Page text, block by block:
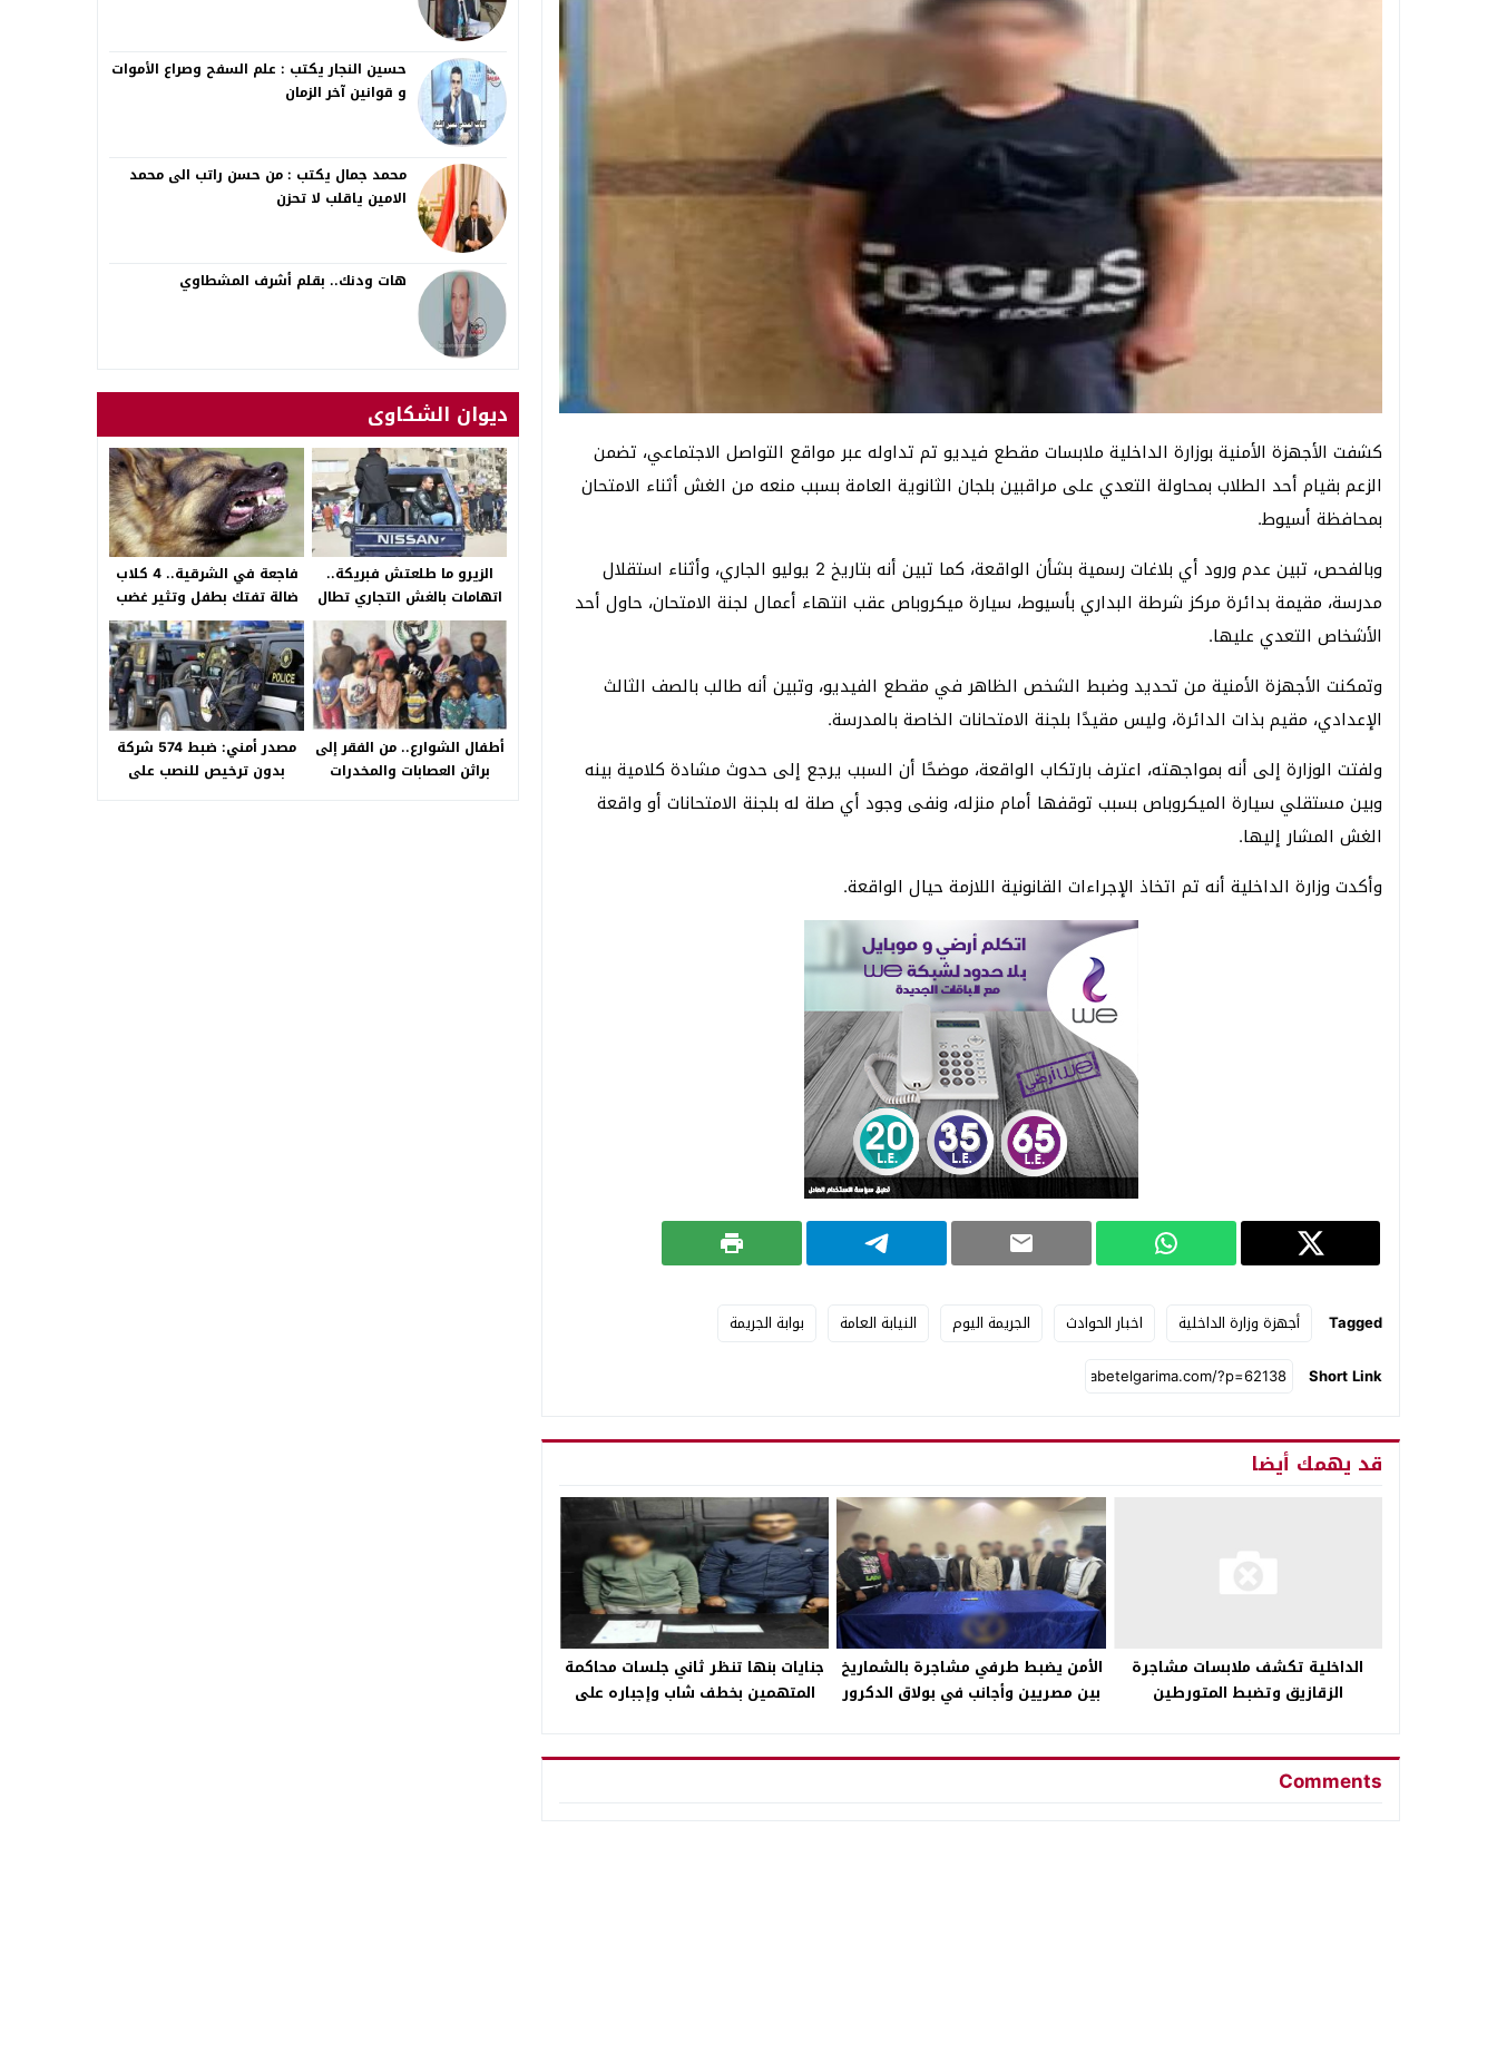
كشفت الأجهزة الأمنية بوزارة الداخلية ملابسات مقطع فيديو تم تداوله عبر مواقع التواصل الاجتماعي، تضمن
الزعم بقيام أحد الطلاب بمحاولة التعدي على مراقبين بلجان الثانوية العامة بسبب منعه من الغش أثناء الامتحان
بمحافظة أسيوط.
وبالفحص، تبين عدم ورود أي بلاغات رسمية بشأن الواقعة، كما تبين أنه بتاريخ 2 يوليو الجاري، وأثناء استقلال
مدرسة، مقيمة بدائرة مركز شرطة البداري بأسيوط، سيارة ميكروباص عقب انتهاء أعمال لجنة الامتحان، حاول أحد
الأشخاص التعدي عليها.
وتمكنت الأجهزة الأمنية من تحديد وضبط الشخص الظاهر في مقطع الفيديو، وتبين أنه طالب بالصف الثالث
الإعدادي، مقيم بذات الدائرة، وليس مقيدًا بلجنة الامتحانات الخاصة بالمدرسة.
ولفتت الوزارة إلى أنه بمواجهته، اعترف بارتكاب الواقعة، موضحًا أن السبب يرجع إلى حدوث مشادة كلامية بينه
وبين مستقلي سيارة الميكروباص بسبب توقفها أمام منزله، ونفى وجود أي صلة له بلجنة الامتحانات أو واقعة
الغش المشار إليها.
وأكدت وزارة الداخلية أنه تم اتخاذ الإجراءات القانونية اللازمة حيال الواقعة.
Tagged أجهزة وزارة الداخلية اخبار الحوادث الجريمة اليوم النيابة العامة
بوابة الجريمة
Short Link
قد يهمك أيضا
الداخلية تكشف ملابسات مشاجرة
الزقازيق وتضبط المتورطين
الأمن يضبط طرفي مشاجرة بالشماريخ
بين مصريين وأجانب في بولاق الدكرور
جنايات بنها تنظر ثاني جلسات محاكمة
المتهمين بخطف شاب وإجباره على
Comments
حسين النجار يكتب : علم السفح وصراع الأموات
و قوانين آخر الزمان
محمد جمال يكتب : من حسن راتب الى محمد
الامين ياقلب لا تحزن
هات ودنك.. بقلم أشرف المشطاوي
ديوان الشكاوى
الزيرو ما طلعتش فبريكة..
اتهامات بالغش التجاري تطال
«HA Auto التجمع».. شكوى
شراء سيارة بـ3 ملايين جنيه
تفجّر الأزمة
فاجعة في الشرقية.. 4 كلاب
ضالة تفتك بطفل وتثير غضب
الأهالي بالصالحية الجديدة
أطفال الشوارع.. من الفقر إلى
براثن العصابات والمخدرات
مصدر أمني: ضبط 574 شركة
بدون ترخيص للنصب على